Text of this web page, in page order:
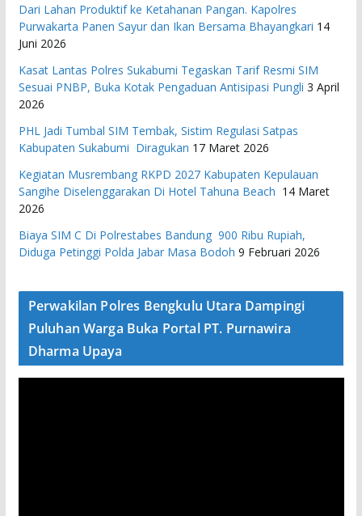
Dari Lahan Produktif ke Ketahanan Pangan. Kapolres
Purwakarta Panen Sayur dan Ikan Bersama Bhayangkari 14
Juni 2026
Kasat Lantas Polres Sukabumi Tegaskan Tarif Resmi SIM
Sesuai PNBP, Buka Kotak Pengaduan Antisipasi Pungli 3 April
2026
PHL Jadi Tumbal SIM Tembak, Sistim Regulasi Satpas
Kabupaten Sukabumi Diragukan 17 Maret 2026
Kegiatan Musrembang RKPD 2027 ​Kabupaten Kepulauan
Sangihe Diselenggarakan Di Hotel Tahuna Beach 14 Maret
2026
Biaya SIM C Di Polrestabes Bandung 900 Ribu Rupiah,
Diduga Petinggi Polda Jabar Masa Bodoh 9 Februari 2026
Perwakilan Polres Bengkulu Utara Dampingi
Puluhan Warga Buka Portal PT. Purnawira
Dharma Upaya